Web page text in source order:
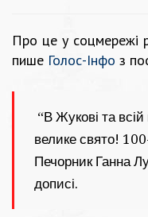
Про це у соцмережі
пише Голос-Інфо з
“В Жукові та
велике свято!
Печорник Ганна
дописі.